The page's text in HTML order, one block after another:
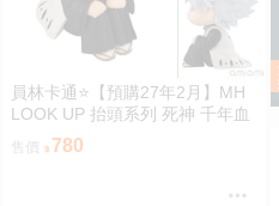
員林卡通⭐️【預購27年2月】MH
LOOK UP 抬頭系列 死神 千年血
戰篇 日番谷冬獅郎 0813
售價 780